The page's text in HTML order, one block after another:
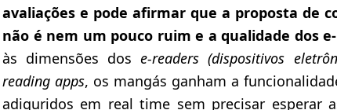
avaliações e pode afirmar que a proposta de
não é nem um pouco ruim e a qualidade dos
às dimensões dose-readers (dispositivos
reading apps, os mangás ganham a
adiquridos em real time sem precisar esperar